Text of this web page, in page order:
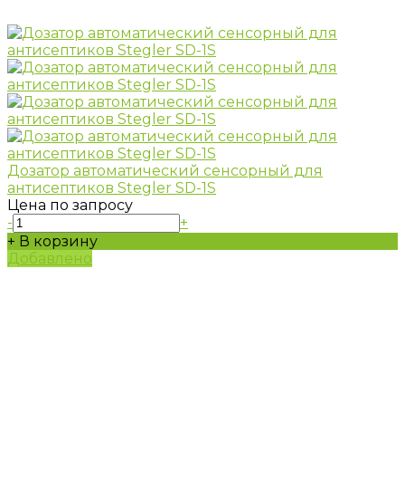
Дозатор автоматический сенсорный для
антисептиков Stegler SD-1S
Цена по запросу
-
+
+ В корзину
Добавлено